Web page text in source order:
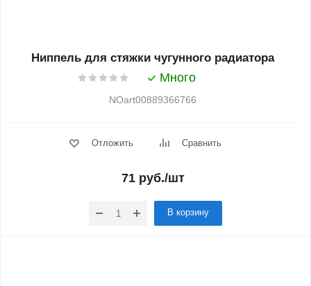
Ниппель для стяжки чугунного радиатора
Много
NOart00889366766
Отложить Сравнить
71 руб./шт
В корзину